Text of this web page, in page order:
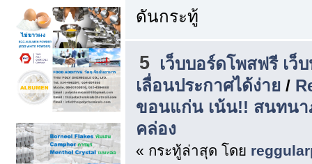
ดันกระทู้
5 เว็บบอร์ดโพสฟรี เว็
เลื่อนประกาศได้ง่าย/
ขอนแก่น เน้น!! สนทนา
คล่อง
« กระทู้ล่าสุด โดย